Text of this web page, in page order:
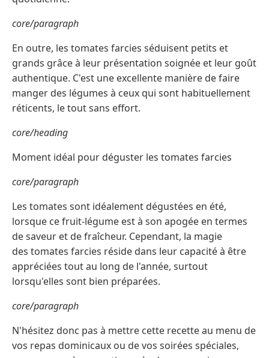
core/paragraph
En outre, les tomates farcies séduisent petits et
grands grâce à leur présentation soignée et leur goût
authentique. C'est une excellente manière de faire
manger des légumes à ceux qui sont habituellement
réticents, le tout sans effort.
core/heading
Moment idéal pour déguster les tomates farcies
core/paragraph
Les tomates sont idéalement dégustées en été,
lorsque ce fruit-légume est à son apogée en termes
de saveur et de fraîcheur. Cependant, la magie
des tomates farcies réside dans leur capacité à être
appréciées tout au long de l'année, surtout
lorsqu'elles sont bien préparées.
core/paragraph
N'hésitez donc pas à mettre cette recette au menu de
vos repas dominicaux ou de vos soirées spéciales,